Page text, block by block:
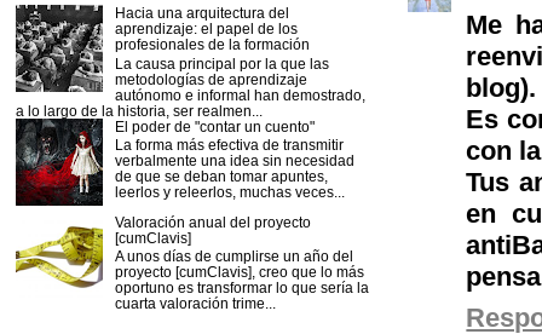
Me
blog).
Es
con
Tus
en
Hacia una arquitectura del
aprendizaje: el papel de los
profesionales de la formación
La causa principal por la que las
metodologías de aprendizaje
autónomo e informal han demostrado,
a lo largo de la historia, ser realmen...
El poder de "contar un cuento"
La forma más efectiva de transmitir
verbalmente una idea sin necesidad
de que se deban tomar apuntes,
leerlos y releerlos, muchas veces...
Valoración anual del proyecto
[cumClavis]
A unos días de cumplirse un año del
proyecto [cumClavis], creo que lo más
oportuno es transformar lo que sería la
cuarta valoración trime...